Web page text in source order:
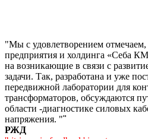
"Мы с удовлетворением
предприятия и холдинга «Себа
на возникающие в связи с
задачи. Так, разработана и уже
передвижной лаборатории для
трансформаторов, обсуждаются
области -диагностике силовых
напряжения. ""
РЖД